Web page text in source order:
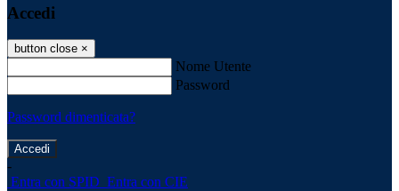
Accedi
button close ×
Nome Utente
Password
Password dimenticata?
-
Entra con SPID Entra con CIE